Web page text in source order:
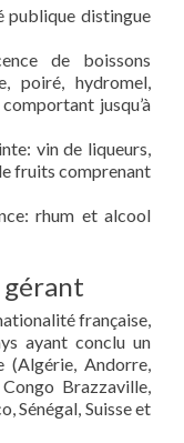
publique distingue
de boissons
poiré, hydromel,
jusqu’à
vin de liqueurs,
fruits comprenant
rhum et alcool
française,
ayant conclu un
(Algérie, Andorre,
Brazzaville,
Sénégal, Suisse et